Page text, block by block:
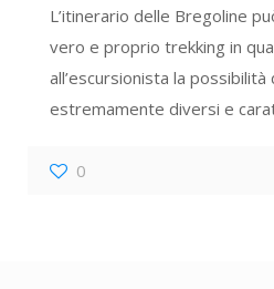
L’itinerario delle Bregoline
vero e proprio trekking in
all’escursionista la
estremamente diversi e
0